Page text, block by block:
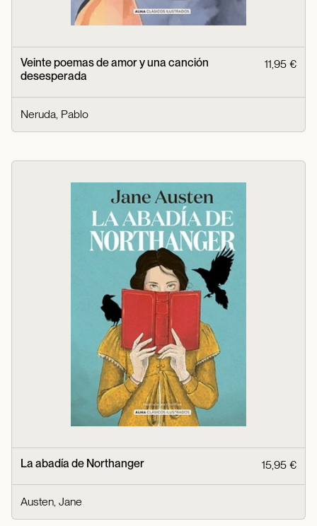
Veinte poemas de amor y una canción
desesperada
11,95 €
Neruda, Pablo
La abadía de Northanger 15,95 €
Austen, Jane